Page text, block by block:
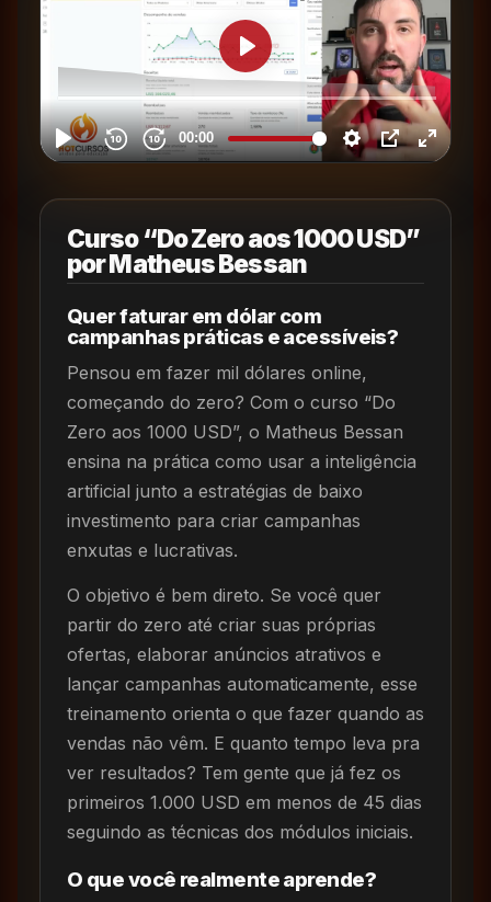
Curso “Do Zero aos 1000 USD”
por Matheus Bessan
Quer faturar em dólar com
campanhas práticas e acessíveis?
Pensou em fazer mil dólares online,
começando do zero? Com o curso “Do
Zero aos 1000 USD”, o Matheus Bessan
ensina na prática como usar a inteligência
artificial junto a estratégias de baixo
investimento para criar campanhas
enxutas e lucrativas.
O objetivo é bem direto. Se você quer
partir do zero até criar suas próprias
ofertas, elaborar anúncios atrativos e
lançar campanhas automaticamente, esse
treinamento orienta o que fazer quando as
vendas não vêm. E quanto tempo leva pra
ver resultados? Tem gente que já fez os
primeiros 1.000 USD em menos de 45 dias
seguindo as técnicas dos módulos iniciais.
O que você realmente aprende?